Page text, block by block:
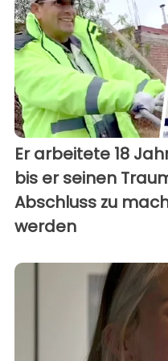
Er arbeitete 18
bis er seinen
Abschluss zu
werden